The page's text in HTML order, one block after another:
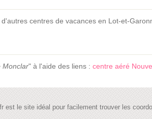
centres de vacances en Lot-et-
Monclar" à l'aide des liens : centre aéré
est le site idéal pour facilement trouver les